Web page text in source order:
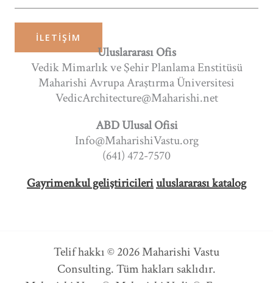
İLETIŞIM
Uluslararası Ofis
Vedik Mimarlık ve Şehir Planlama Enstitüsü
Maharishi Avrupa Araştırma Üniversitesi
VedicArchitecture@Maharishi.net
ABD Ulusal Ofisi
Info@MaharishiVastu.org
(641) 472-7570
Gayrimenkul geliştiricileriuluslararası katalog
Telif hakkı © 2026 Maharishi Vastu
Consulting. Tüm hakları saklıdır.